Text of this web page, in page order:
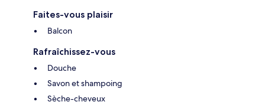
Faites-vous plaisir
Balcon
Rafraîchissez-vous
Douche
Savon et shampoing
Sèche-cheveux